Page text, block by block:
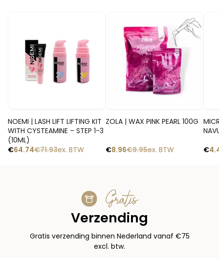
NOEMI | LASH LIFT LIFTING KIT
WITH CYSTEAMINE – STEP 1-3
(10ML)
€71.93
€64.74 ex. BTW
-10%
ZOLA | WAX PINK PEARL 100G
€9.95
€8.96 ex. BTW
€
Gratis
Verzending
Gratis verzending binnen Nederland vanaf €75
excl. btw.